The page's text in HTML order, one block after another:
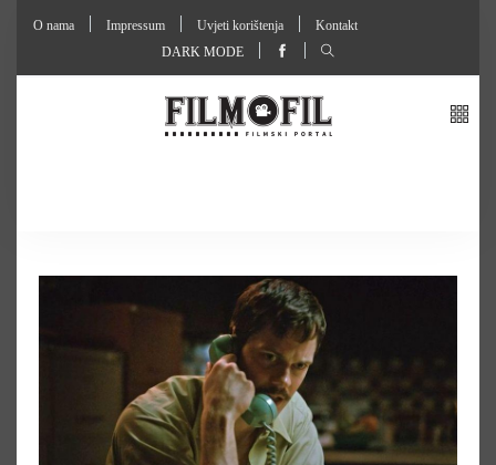
O nama Impressum Uvjeti korištenja
Kontakt
DARK MODE